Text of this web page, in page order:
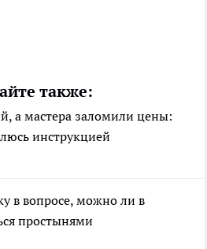
также:
а мастера заломили цены:
инструкцией
в вопросе, можно ли в
простынями